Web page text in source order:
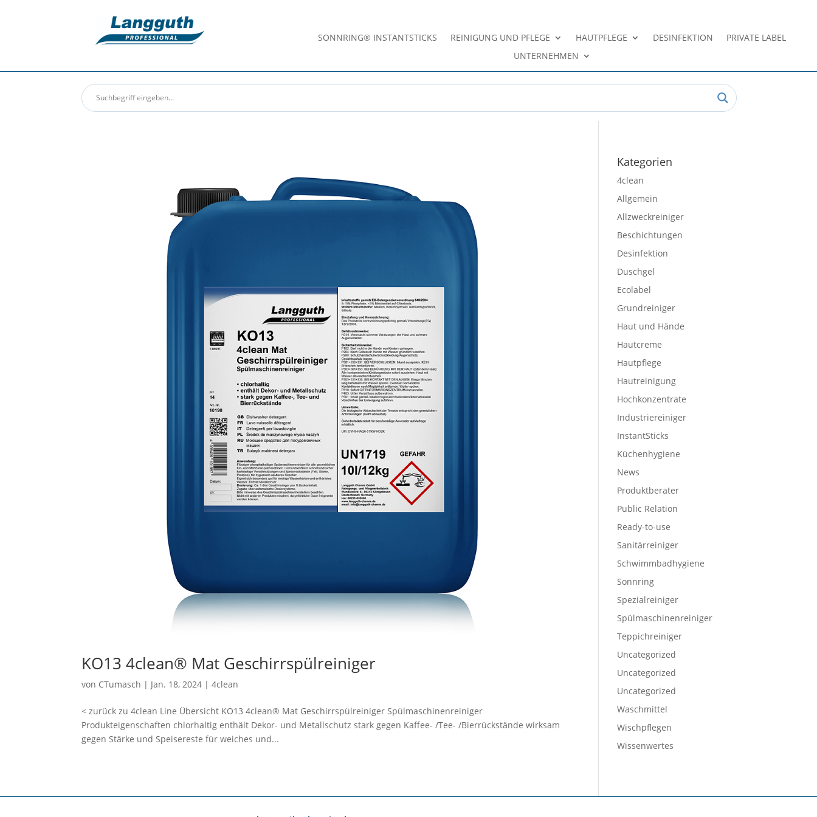
SONNRING® INSTANTSTICKS REINIGUNG UND PFLEGE HAUTPFLEGE DESINFEKTION
PRIVATE LABEL
UNTERNEHMEN
KO13 4clean® Mat Geschirrspülreiniger
von CTumasch | Jan. 18, 2024 |4clean
< zurück zu 4clean Line Übersicht KO13 4clean® Mat Geschirrspülreiniger Spülmaschinenreiniger
Produkteigenschaften chlorhaltig enthält Dekor- und Metallschutz stark gegen Kaffee- /Tee- /Bierrückstände wirksam
gegen Stärke und Speisereste für weiches und...
Kategorien
4clean
Allgemein
Allzweckreiniger
Beschichtungen
Desinfektion
Duschgel
Ecolabel
Grundreiniger
Haut und Hände
Hautcreme
Hautpflege
Hautreinigung
Hochkonzentrate
Industriereiniger
InstantSticks
Küchenhygiene
News
Produktberater
Public Relation
Ready-to-use
Sanitärreiniger
Schwimmbadhygiene
Sonnring
Spezialreiniger
Spülmaschinenreiniger
Teppichreiniger
Uncategorized
Uncategorized
Uncategorized
Waschmittel
Wischpflegen
Wissenwertes